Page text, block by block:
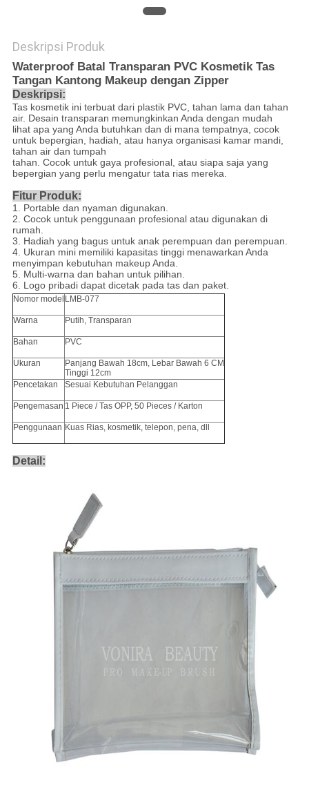
Deskripsi Produk
Waterproof Batal Transparan PVC Kosmetik Tas
Tangan Kantong Makeup dengan Zipper
Deskripsi:
Tas kosmetik ini terbuat dari plastik PVC, tahan lama dan tahan
air. Desain transparan memungkinkan Anda dengan mudah
lihat apa yang Anda butuhkan dan di mana tempatnya, cocok
untuk bepergian, hadiah, atau hanya organisasi kamar mandi,
tahan air dan tumpah
tahan. Cocok untuk gaya profesional, atau siapa saja yang
bepergian yang perlu mengatur tata rias mereka.
Fitur Produk:
1. Portable dan nyaman digunakan.
2. Cocok untuk penggunaan profesional atau digunakan di
rumah.
3. Hadiah yang bagus untuk anak perempuan dan perempuan.
4. Ukuran mini memiliki kapasitas tinggi menawarkan Anda
menyimpan kebutuhan makeup Anda.
5. Multi-warna dan bahan untuk pilihan.
6. Logo pribadi dapat dicetak pada tas dan paket.
Nomor model LMB-077
Warna Putih, Transparan
Bahan PVC
Ukuran
Panjang Bawah 18cm, Lebar Bawah 6 CM
Tinggi 12cm
Pencetakan
Sesuai Kebutuhan Pelanggan
Pengemasan 1 Piece / Tas OPP, 50 Pieces / Karton
Penggunaan Kuas Rias, kosmetik, telepon, pena, dll
Detail: